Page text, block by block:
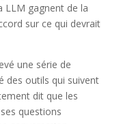
LLM gagnent de la
sur ce qui devrait
une série de
des outils qui suivent
dit que les
questions